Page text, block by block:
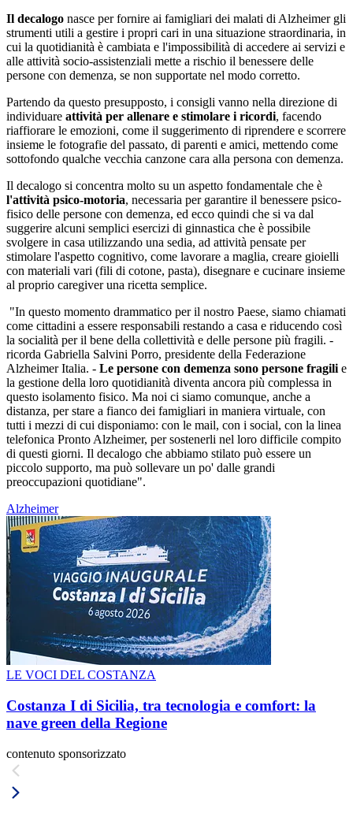
Il decalogo nasce per fornire ai famigliari dei malati di Alzheimer gli
strumenti utili a gestire i propri cari in una situazione straordinaria, in
cui la quotidianità è cambiata e l'impossibilità di accedere ai servizi e
alle attività socio-assistenziali mette a rischio il benessere delle
persone con demenza, se non supportate nel modo corretto.
Partendo da questo presupposto, i consigli vanno nella direzione di
individuare attività per allenare e stimolare i ricordi, facendo
riaffiorare le emozioni, come il suggerimento di riprendere e scorrere
insieme le fotografie del passato, di parenti e amici, mettendo come
sottofondo qualche vecchia canzone cara alla persona con demenza.
Il decalogo si concentra molto su un aspetto fondamentale che è
l'attività psico-motoria, necessaria per garantire il benessere psico-
fisico delle persone con demenza, ed ecco quindi che si va dal
suggerire alcuni semplici esercizi di ginnastica che è possibile
svolgere in casa utilizzando una sedia, ad attività pensate per
stimolare l'aspetto cognitivo, come lavorare a maglia, creare gioielli
con materiali vari (fili di cotone, pasta), disegnare e cucinare insieme
al proprio caregiver una ricetta semplice.
"In questo momento drammatico per il nostro Paese, siamo chiamati
come cittadini a essere responsabili restando a casa e riducendo così
la socialità per il bene della collettività e delle persone più fragili. -
ricorda Gabriella Salvini Porro, presidente della Federazione
Alzheimer Italia. - Le persone con demenza sono persone fragili e
la gestione della loro quotidianità diventa ancora più complessa in
questo isolamento fisico. Ma noi ci siamo comunque, anche a
distanza, per stare a fianco dei famigliari in maniera virtuale, con
tutti i mezzi di cui disponiamo: con le mail, con i social, con la linea
telefonica Pronto Alzheimer, per sostenerli nel loro difficile compito
di questi giorni. Il decalogo che abbiamo stilato può essere un
piccolo supporto, ma può sollevare un po' dalle grandi
preoccupazioni quotidiane".
Alzheimer
LE VOCI DEL COSTANZA
Costanza I di Sicilia, tra tecnologia e comfort: la
nave green della Regione
contenuto sponsorizzato